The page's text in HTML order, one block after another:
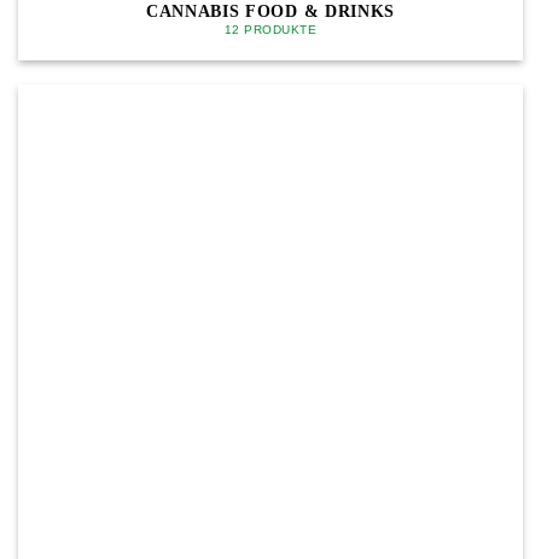
CANNABIS FOOD & DRINKS
12 PRODUKTE